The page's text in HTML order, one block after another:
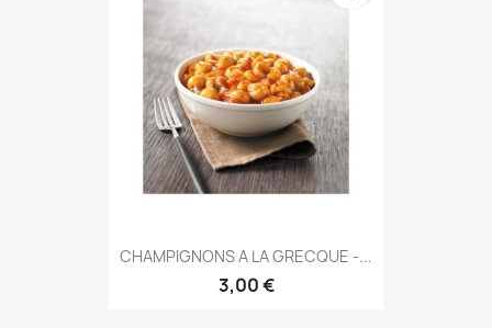
CHAMPIGNONS A LA GRECQUE -...
3,00 €